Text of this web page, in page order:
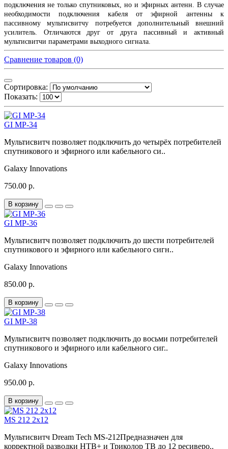
подключения не только спутниковых, но и эфирных антенн. В случае
необходимости подключения кабеля от эфирной антенны к
пассивному мультисвитчу потребуется дополнительный внешний
усилитель. Отличаются друг от друга пассивный и активный
мультисвитчи параметрами выходного сигнала.
Сравнение товаров (0)
Сортировка:
Показать:
GI MP-34
Мультисвитч позволяет подключить до четырёх потребителей
спутникового и эфирного или кабельного си..
Galaxy Innovations
750.00 р.
В корзину
GI MP-36
Мультисвитч позволяет подключить до шести потребителей
спутникового и эфирного или кабельного сигн..
Galaxy Innovations
850.00 р.
В корзину
GI MP-38
Мультисвитч позволяет подключить до восьми потребителей
спутникового и эфирного или кабельного сиг..
Galaxy Innovations
950.00 р.
В корзину
MS 212 2х12
Мультисвитч Dream Tech MS-212Предназначен для
корректной разводки НТВ+ и Триколор ТВ до 12 ресиверо..